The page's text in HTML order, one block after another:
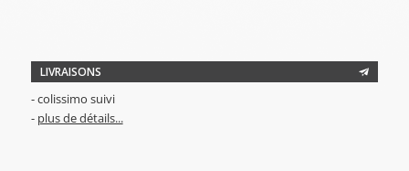
LIVRAISONS
- colissimo suivi
- plus de détails...